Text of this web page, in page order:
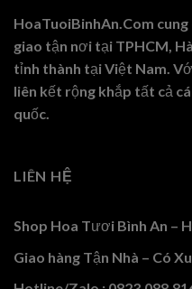
HoaTuoiBinhAn.Com
giao tận nơi tại TPHCM,
tỉnh thành tại Việt Nam.
liên kết rộng khắp tất cả
quốc.
LIÊN HỆ
Shop Hoa Tươi Bình An –
Giao hàng Tận Nhà – Có